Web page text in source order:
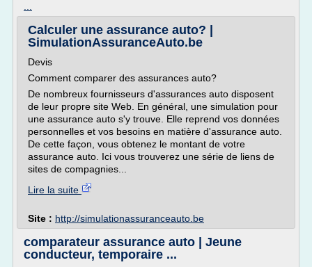
Calculer une assurance auto? |
SimulationAssuranceAuto.be
Devis
Comment comparer des assurances auto?
De nombreux fournisseurs d'assurances auto disposent
de leur propre site Web. En général, une simulation pour
une assurance auto s'y trouve. Elle reprend vos données
personnelles et vos besoins en matière d'assurance auto.
De cette façon, vous obtenez le montant de votre
assurance auto. Ici vous trouverez une série de liens de
sites de compagnies...
Lire la suite
Site : http://simulationassuranceauto.be
comparateur assurance auto | Jeune
conducteur, temporaire ...